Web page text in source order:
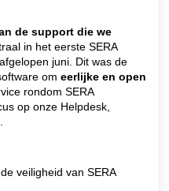
de support die we
in het eerste SERA
juni. Dit was de
om eerlijke en open
rondom SERA
op onze Helpdesk,
veiligheid van SERA